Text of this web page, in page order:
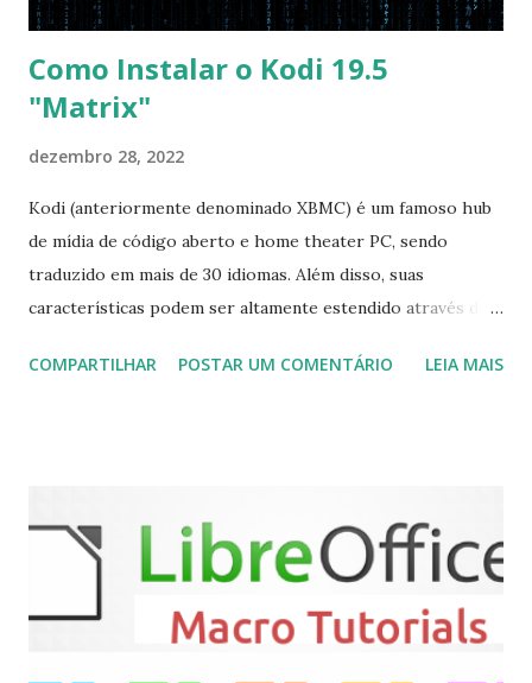
Como Instalar o Kodi 19.5
"Matrix"
dezembro 28, 2022
Kodi (anteriormente denominado XBMC) é um famoso hub
de mídia de código aberto e home theater PC, sendo
traduzido em mais de 30 idiomas. Além disso, suas
características podem ser altamente estendido através de
(personal video recorder). A versão final do Kodi 19.5
sudo apt-get install kodi Use o comando a seguir para
instalar codecs de áudio e outros complementos,
executando: $ sudo apt-get install --install-suggests
kodi Para remover, execute: $ sudo apt-get remove
COMPARTILHAR POSTAR UM COMENTÁRIO LEIA MAIS